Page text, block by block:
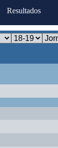
Resultados